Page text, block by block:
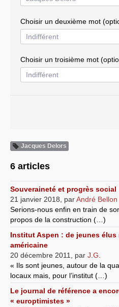
Résistances
Systèmes & société sous
Choisir un deuxième mot
Choisir un troisième mot
Jacques Delors
6 articles
Souveraineté et progrès social
21 janvier 2018
parAndré Bellon
Serions-nous enfin en train de
propos de la construction (…)
Institut Aspen : de jeunes
américaine
20 décembre 2011
par J.G.
« Ils sont jeunes, autour de la
locaux mais, pour l’institut (…)
Le journal de référence a
« europtimistes »